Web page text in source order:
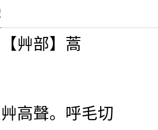
艸部】 蒿
高聲。呼毛切